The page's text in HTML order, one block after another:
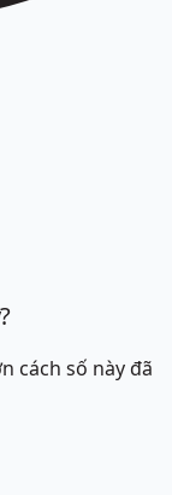
cách số này đã